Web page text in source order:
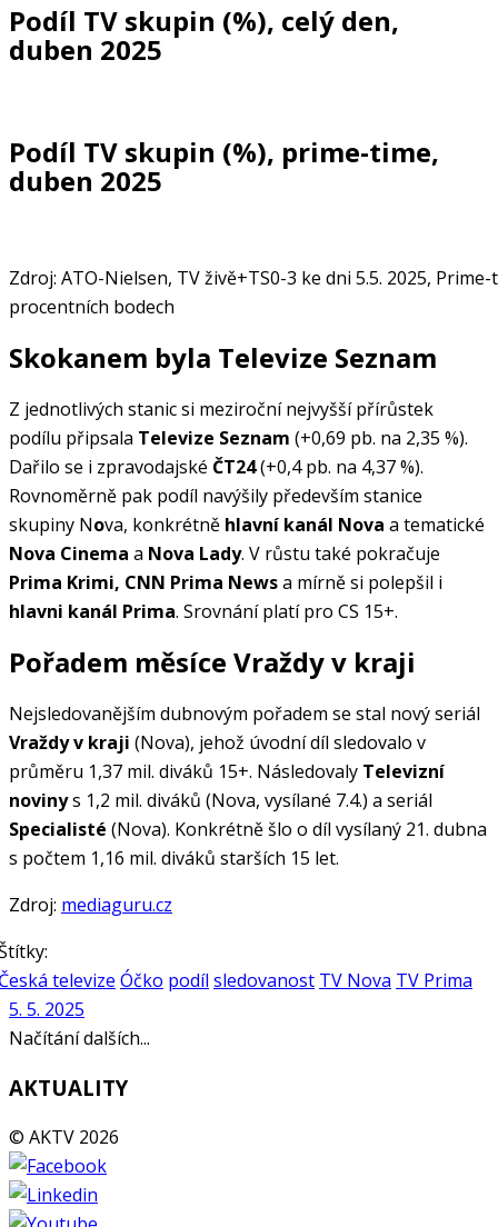
Podíl TV skupin (%), celý den,
duben 2025
Podíl TV skupin (%), prime-time,
duben 2025
Zdroj: ATO-Nielsen, TV živě+TS0-3 ke dni 5.5. 2025,
procentních bodech
Skokanem byla Televize Seznam
Z jednotlivých stanic si meziroční nejvyšší přírůstek
podílu připsala Televize Seznam (+0,69 pb. na 2,35 %).
Dařilo se i zpravodajské ČT24(+0,4 pb. na 4,37 %).
Rovnoměrně pak podíl navýšily především stanice
skupiny Nova, konkrétně hlavní kanál Nova a tematické
Nova Cinema a Nova Lady. V růstu také pokračuje
Prima Krimi, CNN Prima Newsa mírně si polepšil i
hlavni kanál Prima. Srovnání platí pro CS 15+.
Pořadem měsíce Vraždy v kraji
Nejsledovanějším dubnovým pořadem se stal nový seriál
Vraždy v kraji (Nova), jehož úvodní díl sledovalo v
průměru 1,37 mil. diváků 15+. Následovaly Televizní
novinys 1,2 mil. diváků (Nova, vysílané 7.4.) a seriál
Specialisté (Nova). Konkrétně šlo o díl vysílaný 21. dubna
s počtem 1,16 mil. diváků starších 15 let.
Zdroj: mediaguru.cz
televize Óčko podíl sledovanost TV Nova TV Prima
5. 5. 2025
Načítání dalších...
AKTUALITY
© AKTV 2026